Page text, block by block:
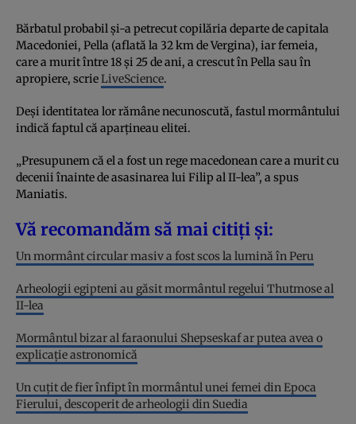
Bărbatul probabil și-a petrecut copilăria departe de capitala
Macedoniei, Pella (aflată la 32 km de Vergina), iar femeia,
care a murit între 18 și 25 de ani, a crescut în Pella sau în
apropiere, scrieLiveScience.
Deși identitatea lor rămâne necunoscută, fastul mormântului
indică faptul că aparțineau elitei.
„Presupunem că el a fost un rege macedonean care a murit cu
decenii înainte de asasinarea lui Filip al II-lea”, a spus
Maniatis.
Vă recomandăm să mai citiți și:
Un mormânt circular masiv a fost scos la lumină în Peru
Arheologii egipteni au găsit mormântul regelui Thutmose al
II-lea
Mormântul bizar al faraonului Shepseskaf ar putea avea o
explicație astronomică
Un cuțit de fier înfipt în mormântul unei femei din Epoca
Fierului, descoperit de arheologii din Suedia